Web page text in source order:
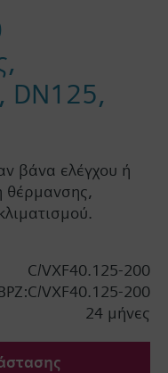
DN125,
βάνα ελέγχου ή
θέρμανσης,
C/VXF40.125-200
VXF40.125-200
24 μήνες